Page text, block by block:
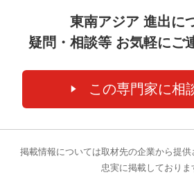
東南アジア 進出に
疑問・相談等 お気軽にご
掲載情報については取材先の企業から提
忠実に掲載しておりま